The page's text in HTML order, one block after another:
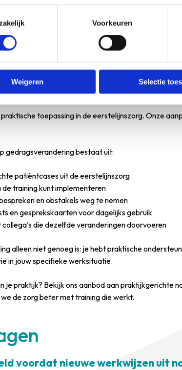
Voorkeuren
Weigeren Selectie
plaats van alles tegelijk. Begin met vrijwilligers
Dit werkt beter dan iedereen tegelijk
zijn vaak niet de officiële leidinggevenden, maar
vanzelf. Deel ook regelmatig succesjes, hoe
nascholing die
toepassing in de eerstelijnszorg. Onze
gedragsverandering bestaat uit:
patiëntcases uit de eerstelijnszorg
training kunt implementeren
en obstakels weg te nemen
en gesprekskaarten voor dagelijks gebruik
die dezelfde veranderingen doorvoeren
alleen niet genoeg is: je hebt praktische
in jouw specifieke werksituatie.
je praktijk? Bekijk ons aanbod aan praktijkgerichte
de zorg beter met training die werkt.
voordat nieuwe werkwijzen uit